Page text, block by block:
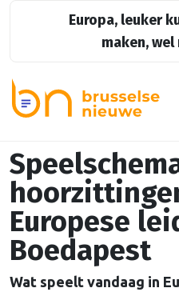
Europa, leuker
maken,
Europese
Boedapest
Wat speelt vandaag in